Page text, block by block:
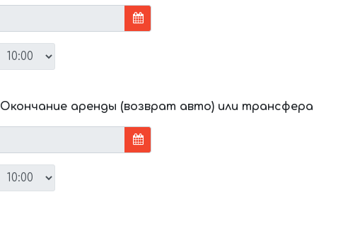
Окончание аренды (возврат авто) или трансфера